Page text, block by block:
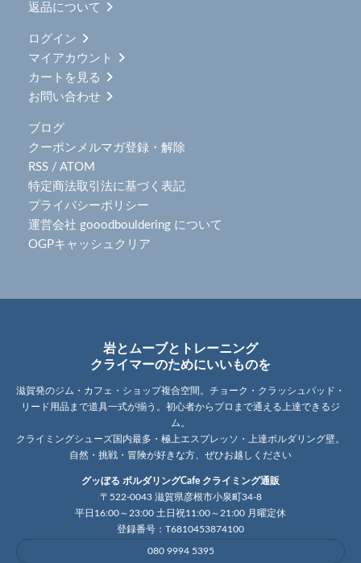
返品について
ログイン
マイアカウント
カートを見る
お問い合わせ
ブログ
クーポンメルマガ登録・解除
RSS / ATOM
特定商法取引法に基づく表記
プライバシーポリシー
運営会社 gooodbouldering について
OGPキャッシュクリア
岩とムーブとトレーニング
クライマーのためにいいものを
滋賀発のジム・カフェ・ショップ複合空間。チョーク・クラッシュパッド・
リード用品まで道具一式が揃う。初心者からプロまで通える上達できるジ
ム。
クライミングシューズ国内最多・極上エスプレッソ・上達ボルダリング壁。
自然・挑戦・冒険が好きな方、ぜひお越しください
グッぼる ボルダリングCafe クライミング通販
〒522-0043 滋賀県彦根市小泉町34-8
平日16:00～23:00 土日祝11:00～21:00 月曜定休
登録番号：T6810453874100
080 9994 5395